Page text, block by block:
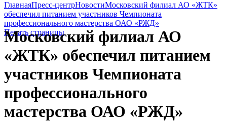
ГлавнаяПресс-центрНовостиМосковский филиал АО «ЖТК»
обеспечил питанием участников Чемпионата
профессионального мастерства ОАО «РЖД»
Печать страницы
Московский филиал АО
«ЖТК» обеспечил питанием
участников Чемпионата
профессионального
мастерства ОАО «РЖД»